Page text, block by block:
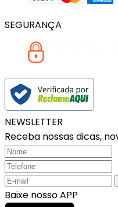
SEGURANÇA
NEWSLETTER
Receba nossas dicas,
Baixe nosso APP